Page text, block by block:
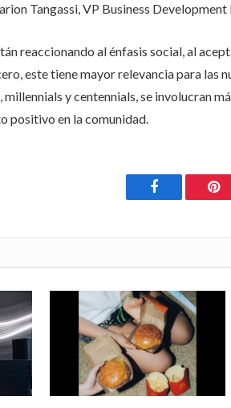
Tangassi, VP Business
reaccionando al énfasis social, al
este tiene mayor relevancia para las
y centennials, se involucran
positivo en la comunidad.
Facebook